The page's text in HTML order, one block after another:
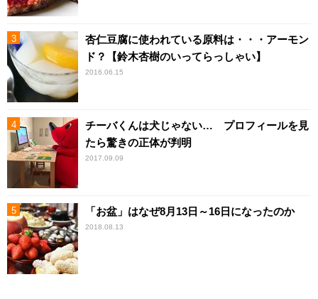
杏仁豆腐に使われている原料は・・・アーモン
ド？【鈴木杏樹のいってらっしゃい】
2016.06.15
チーバくんは犬じゃない… プロフィールを見
たら驚きの正体が判明
2017.09.09
「お盆」はなぜ8月13日～16日になったのか
2018.08.13